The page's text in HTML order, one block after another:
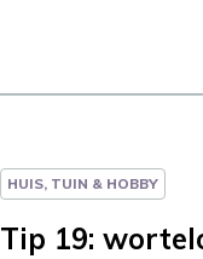
HUIS, TUIN & HOBBY
Tip 19: